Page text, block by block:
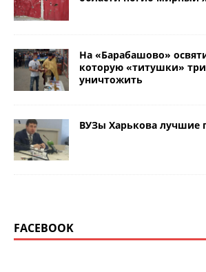
На «Барабашово»
которую «титушки»
уничтожить
ВУЗы Харькова лучшие
FACEBOOK